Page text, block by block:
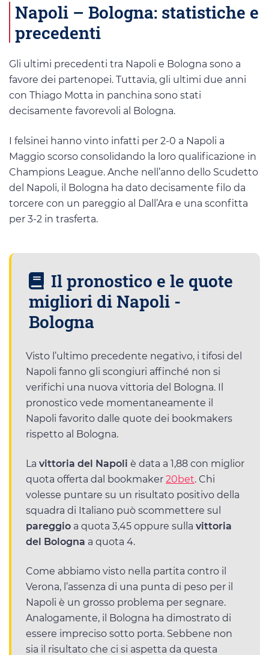
Napoli – Bologna: statistiche e
precedenti
Gli ultimi precedenti tra Napoli e Bologna sono a
favore dei partenopei. Tuttavia, gli ultimi due anni
con Thiago Motta in panchina sono stati
decisamente favorevoli al Bologna.
I felsinei hanno vinto infatti per 2-0 a Napoli a
Maggio scorso consolidando la loro qualificazione in
Champions League. Anche nell’anno dello Scudetto
del Napoli, il Bologna ha dato decisamente filo da
torcere con un pareggio al Dall’Ara e una sconfitta
per 3-2 in trasferta.
Il pronostico e le quote
migliori di Napoli -
Bologna
Visto l’ultimo precedente negativo, i tifosi del
Napoli fanno gli scongiuri affinché non si
verifichi una nuova vittoria del Bologna. Il
pronostico vede momentaneamente il
Napoli favorito dalle quote dei bookmakers
rispetto al Bologna.
La vittoria del Napoli è data a 1,88 con miglior
quota offerta dal bookmaker 20bet. Chi
volesse puntare su un risultato positivo della
squadra di Italiano può scommettere sul
pareggio a quota 3,45 oppure sulla vittoria
del Bologna a quota 4.
Come abbiamo visto nella partita contro il
Verona, l’assenza di una punta di peso per il
Napoli è un grosso problema per segnare.
Analogamente, il Bologna ha dimostrato di
essere impreciso sotto porta. Sebbene non
sia il risultato che ci si aspetta da questa